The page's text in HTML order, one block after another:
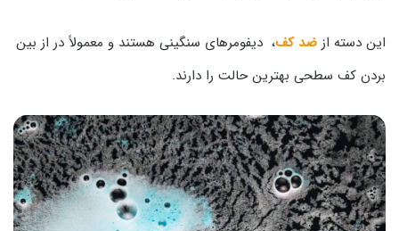
این دسته از ضد کف، دیفومرهای سنگینی هستند و معمولاً در از بین
بردن کف سطحی بهترین حالت را دارند.